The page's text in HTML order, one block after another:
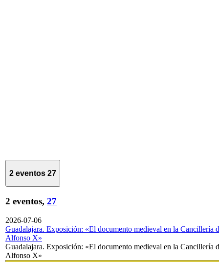
2 eventos 27
2 eventos, 27
2026-07-06
Guadalajara. Exposición: «El documento medieval en la Cancillería
Alfonso X»
Guadalajara. Exposición: «El documento medieval en la Cancillería
Alfonso X»